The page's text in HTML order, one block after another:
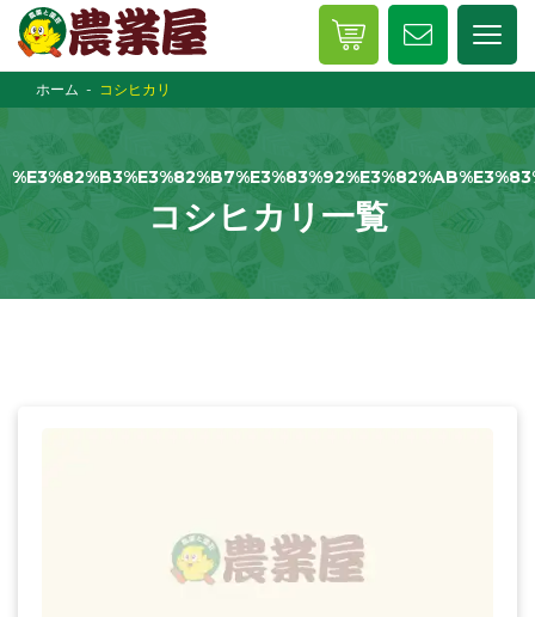
ホーム コシヒカリ
コシヒカリ一覧